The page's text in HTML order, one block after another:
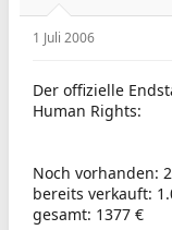
1 Juli 2006
Der offizielle
Human Rights:
Noch vorhanden:
bereits verkauft:
gesamt: 1377 €